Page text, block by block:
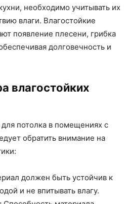
необходимо учитывать их
влаги. Влагостойкие
появление плесени, грибка
долговечность и
влагостойких
потолка в помещениях с
обратить внимание на
должен быть устойчив к
и не впитывать влагу.